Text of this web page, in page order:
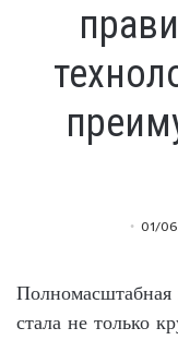
01/
стала не только